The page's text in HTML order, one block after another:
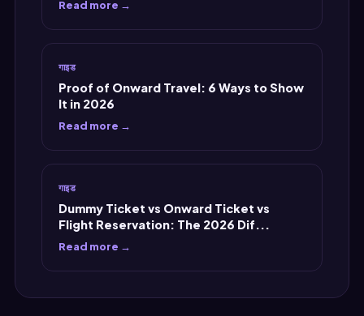
Read more →
गाइड
Proof of Onward Travel: 6 Ways to Show
It in 2026
Read more →
गाइड
Dummy Ticket vs Onward Ticket vs
Flight Reservation: The 2026 Dif...
Read more →